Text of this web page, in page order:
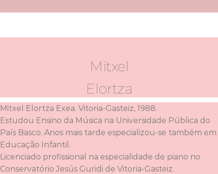
Mitxel
Elortza
Mitxel Elortza Exea. Vitoria-Gasteiz, 1988.
Estudou Ensino da Música na Universidade Pública do
País Basco. Anos mais tarde especializou-se também em
Educação Infantil.
Licenciado profissional na especialidade de piano no
Conservatório Jesús Guridi de Vitoria-Gasteiz.